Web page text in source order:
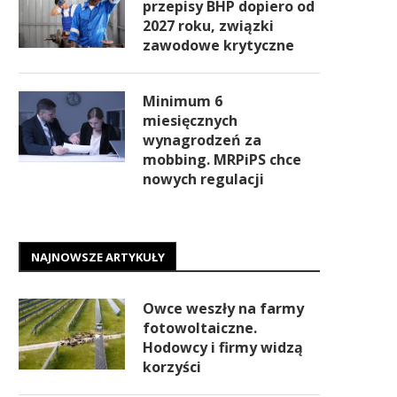
przepisy BHP dopiero od
2027 roku, związki
zawodowe krytyczne
Minimum 6
miesięcznych
wynagrodzeń za
mobbing. MRPiPS chce
nowych regulacji
NAJNOWSZE ARTYKUŁY
Owce weszły na farmy
fotowoltaiczne.
Hodowcy i firmy widzą
korzyści